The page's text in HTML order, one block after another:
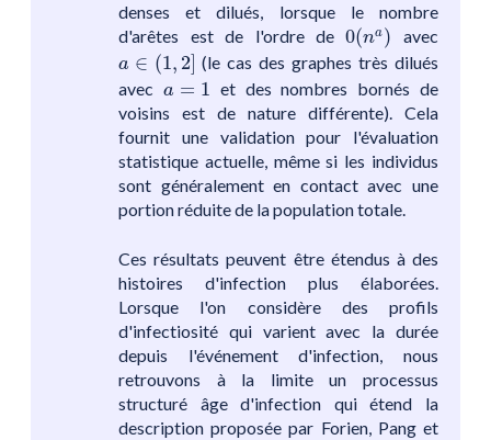
denses et dilués, lorsque le nombre
d'arêtes est de l'ordre de0(na)
0(na) avec
a ∈ (1, 2]
a ∈( 1, ]
(le cas des graphes très dilués
aveca = 1
a =1
et des nombres bornés de
voisins est de nature différente). Cela
fournit une validation pour l'évaluation
statistique actuelle, même si les individus
sont généralement en contact avec une
portion réduite de la population totale.
Ces résultats peuvent être étendus à des
histoires d'infection plus élaborées.
Lorsque l'on considère des profils
d'infectiosité qui varient avec la durée
depuis l'événement d'infection, nous
retrouvons à la limite un processus
structuré âge d'infection qui étend la
description proposée par Forien, Pang et